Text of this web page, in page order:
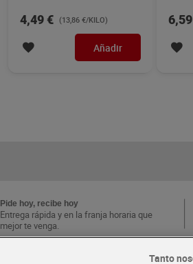
4,49 € (13,86 €/KILO)
Añadir
Pide hoy, recibe hoy
Entrega rápida y en la franja horaria que
mejor te venga.
Tanto